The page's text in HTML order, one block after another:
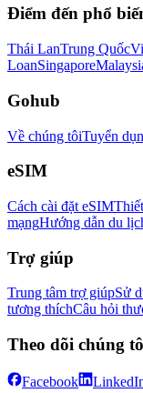
Điểm đến phổ
Thái LanTrung Quốc
LoanSingapore
Gohub
Về chúng tôiTuyển
eSIM
Cách cài đặt eSIM
mạngHướng dẫn du
Trợ giúp
Trung tâm trợ giúpSử
tương thíchCâu hỏi
Theo dõi chúng
Facebook